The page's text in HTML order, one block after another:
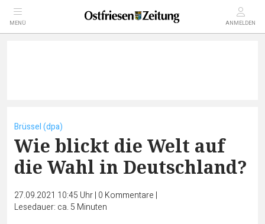
MENÜ ANMELDEN
Brüssel (dpa)
Wie blickt die Welt auf
die Wahl in Deutschland?
27.09.2021 10:45 Uhr| 0 Kommentare |
Lesedauer: ca. 5 Minuten